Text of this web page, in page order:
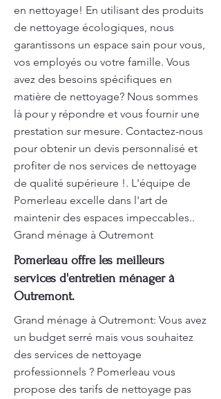
en nettoyage! En utilisant des produits
de nettoyage écologiques, nous
garantissons un espace sain pour vous,
vos employés ou votre famille. Vous
avez des besoins spécifiques en
matière de nettoyage? Nous sommes
là pour y répondre et vous fournir une
prestation sur mesure. Contactez-nous
pour obtenir un devis personnalisé et
profiter de nos services de nettoyage
de qualité supérieure !. L'équipe de
Pomerleau excelle dans l'art de
maintenir des espaces impeccables..
Grand ménage à Outremont
Pomerleau offre les meilleurs
services d'entretien ménager à
Outremont.
Grand ménage à Outremont: Vous avez
un budget serré mais vous souhaitez
des services de nettoyage
professionnels ? Pomerleau vous
propose des tarifs de nettoyage pas